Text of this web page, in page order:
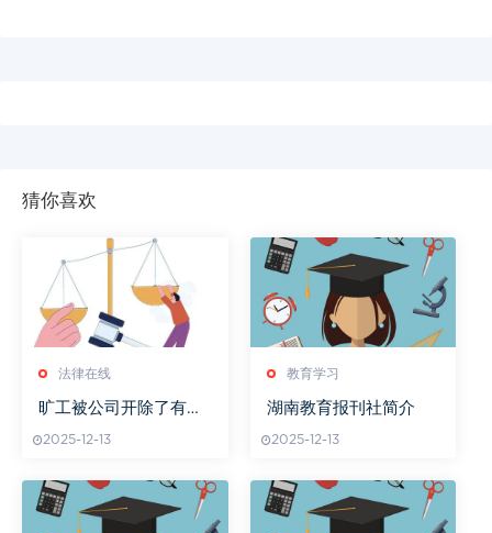
猜你喜欢
法律在线
旷工被公司开除了有赔
2025-12-13
教育学习
湖南教育报刊社简介
2025-12-13